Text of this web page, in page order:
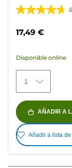
4.7
5
482
reseñas
17,49 €
Disponible online
1
AÑADIR A
Añadir a lista